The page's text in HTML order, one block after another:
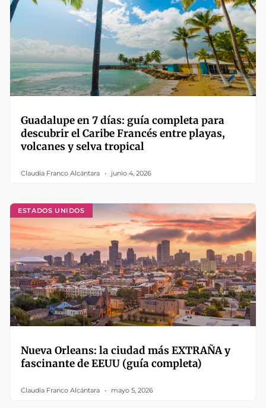
Guadalupe en 7 días: guía completa para
descubrir el Caribe Francés entre playas,
volcanes y selva tropical
Claudia Franco Alcántara junio 4, 2026
ESTADOS UNIDOS
Nueva Orleans: la ciudad más EXTRAÑA y
fascinante de EEUU (guía completa)
Claudia Franco Alcántara mayo 5, 2026